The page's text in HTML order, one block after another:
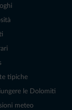
tipiche
le Dolomiti
meteo